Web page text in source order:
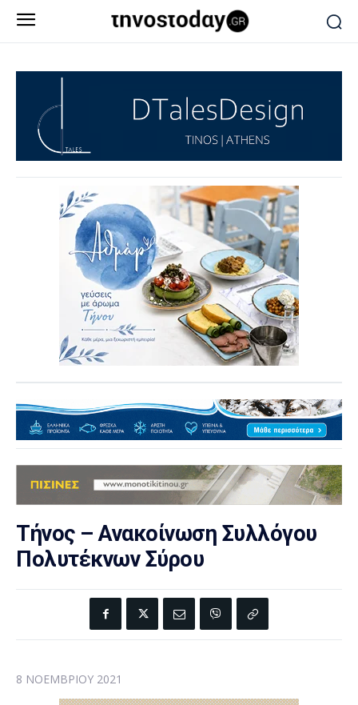
Τήνος – Ανακοίνωση Συλλόγου
Πολυτέκνων Σύρου
8 ΝΟΕΜΒΡΊΟΥ 2021